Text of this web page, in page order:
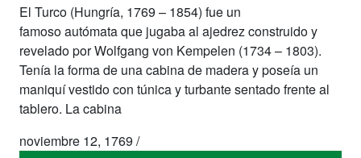
El Turco (Hungría, 1769 – 1854) fue un
famoso autómata que jugaba al ajedrez construido y
revelado por Wolfgang von Kempelen (1734 – 1803).
Tenía la forma de una cabina de madera y poseía un
maniquí vestido con túnica y turbante sentado frente al
tablero. La cabina
noviembre 12, 1769 /